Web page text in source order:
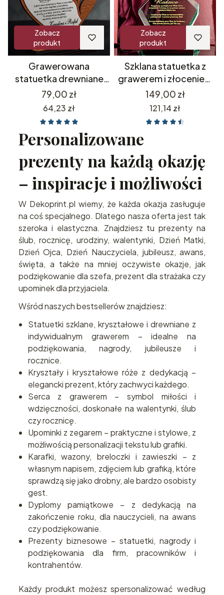
Zobacz
produkt
Grawerowana
statuetka drewniane
serce z zegarkiem
prezent dla rodziców
Prezent na Walentynki
Cena
79,00 zł
Cena
64,23 zł
Zobacz
produkt
Szklana statuetka z
grawerem i złoceniem
podziękowania dla
rodziców prezent na 18
20 25 30 35 40 45 50
55 60 65 70 75 80 85 90
95 100 urodziny
jubileusz rocznica
rodziców dziadków
Cena
149,00 zł
Cena
121,14 zł
Personalizowane
prezenty na każdą okazję
– inspiracje i możliwości
W Dekoprint.pl wiemy, że każda okazja zasługuje
na coś specjalnego. Dlatego nasza oferta jest tak
szeroka i elastyczna. Znajdziesz tu prezenty na
ślub, rocznicę, urodziny, walentynki, Dzień Matki,
Dzień Ojca, Dzień Nauczyciela, jubileusz, awans,
święta, a także na mniej oczywiste okazje, jak
podziękowanie dla szefa, prezent dla strażaka czy
upominek dla przyjaciela.
Wśród naszych bestsellerów znajdziesz:
Statuetki szklane, kryształowe i drewniane z
indywidualnym grawerem – idealne na
podziękowania, nagrody, jubileusze i
rocznice.
Kryształy i kryształowe róże z dedykacją –
elegancki prezent, który zachwyci każdego.
Serca z grawerem – symbol miłości i
wdzięczności, doskonałe na walentynki, ślub
czy rocznicę.
Upominki z zegarem – praktyczne i stylowe, z
możliwością personalizacji tekstu lub grafiki.
Karafki, wazony, breloczki i zawieszki – z
własnym napisem, zdjęciem lub grafiką, które
sprawdzą się jako drobny, ale bardzo osobisty
gest.
Dyplomy pamiątkowe – z dedykacją na
zakończenie roku, dla nauczycieli, na awans
czy podziękowanie.
Prezenty biznesowe – statuetki, nagrody i
podziękowania dla firm, pracowników i
kontrahentów.
Każdy produkt możesz spersonalizować według